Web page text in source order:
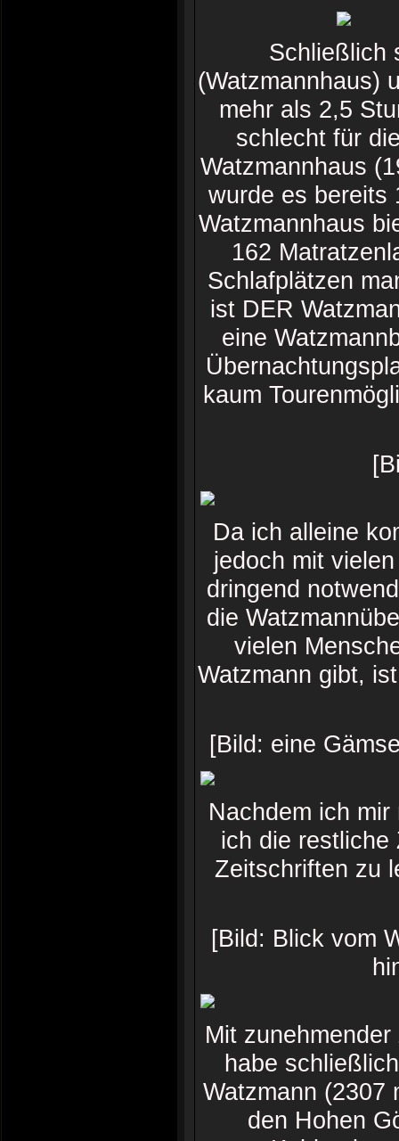
Schließlich
(Watzmannhaus)
mehr als 2,5
schlecht für
Watzmannhaus
wurde es bereits
Watzmannhaus
162
Schlafplätzen
ist DER
eine
kaum
Da ich alleine
jedoch mit
dringend
die
vielen
Watzmann gibt,
[Bild: eine
Nachdem ich
ich die restliche
Zeitschriften zu
[Bild: Blick vom
Mit
habe
Watzmann
den Hohen